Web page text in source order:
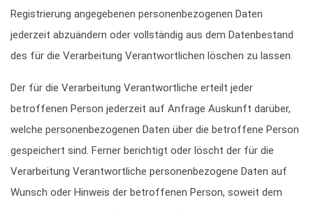
Registrierung angegebenen personenbezogenen Daten
jederzeit abzuändern oder vollständig aus dem Datenbestand
des für die Verarbeitung Verantwortlichen löschen zu lassen.
Der für die Verarbeitung Verantwortliche erteilt jeder
betroffenen Person jederzeit auf Anfrage Auskunft darüber,
welche personenbezogenen Daten über die betroffene Person
gespeichert sind. Ferner berichtigt oder löscht der für die
Verarbeitung Verantwortliche personenbezogene Daten auf
Wunsch oder Hinweis der betroffenen Person, soweit dem